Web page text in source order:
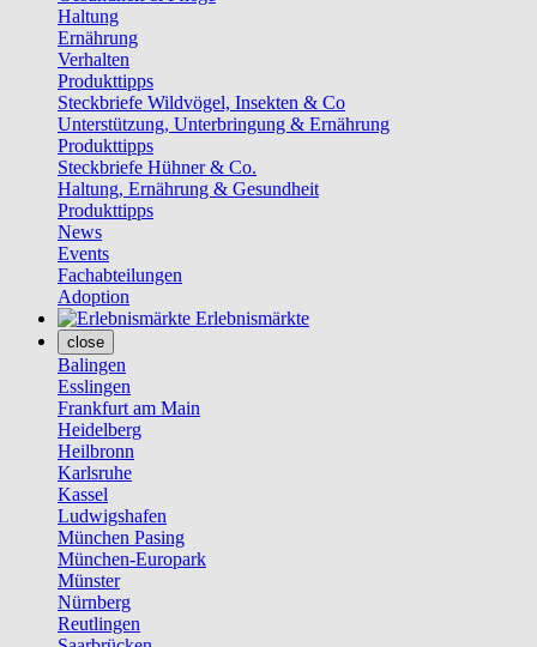
Haltung
Ernährung
Verhalten
Produkttipps
Steckbriefe Wildvögel, Insekten & Co
Unterstützung, Unterbringung & Ernährung
Produkttipps
Steckbriefe Hühner & Co.
Haltung, Ernährung & Gesundheit
Produkttipps
News
Events
Fachabteilungen
Adoption
Erlebnismärkte
close
Balingen
Esslingen
Frankfurt am Main
Heidelberg
Heilbronn
Karlsruhe
Kassel
Ludwigshafen
München Pasing
München-Europark
Münster
Nürnberg
Reutlingen